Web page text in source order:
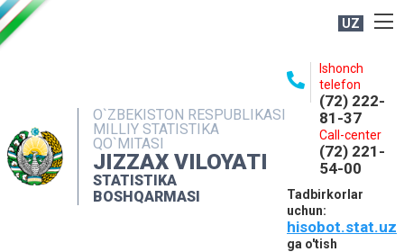
UZ
O`ZBEKISTON RESPUBLIKASI
MILLIY STATISTIKA
QO`MITASI
JIZZAX VILOYATI
STATISTIKA
BOSHQARMASI
Ishonch
telefon
(72) 222-
81-37
Call-center
(72) 221-
54-00
Tadbirkorlar
uchun:
hisobot.stat.uz
ga o'tish
NASHRLAR
INTERAKTIV XIZMATLAR
MATBUOT XIZMATI